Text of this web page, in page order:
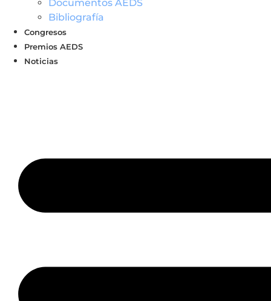
Documentos AEDS
Bibliografía
Congresos
Premios AEDS
Noticias